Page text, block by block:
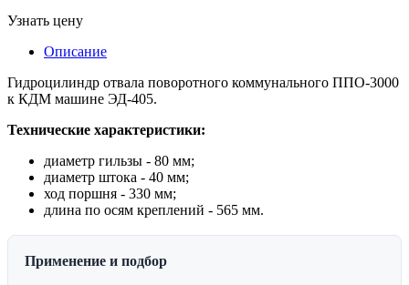
Узнать цену
Описание
Гидроцилиндр отвала поворотного коммунального ППО-3000
к КДМ машине ЭД-405.
Технические характеристики:
диаметр гильзы - 80 мм;
диаметр штока - 40 мм;
ход поршня - 330 мм;
длина по осям креплений - 565 мм.
Применение и подбор